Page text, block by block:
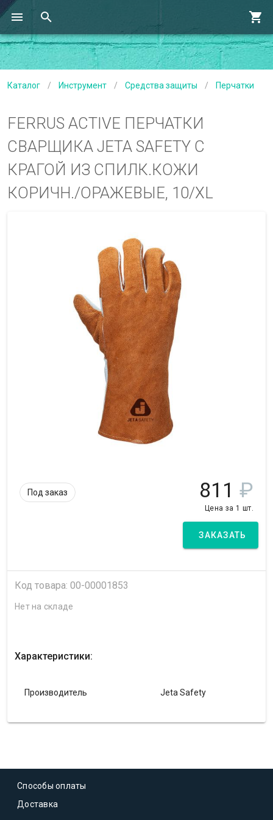
Каталог / Инструмент / Средства защиты / Перчатки
FERRUS ACTIVE ПЕРЧАТКИ
СВАРЩИКА JETA SAFETY С
КРАГОЙ ИЗ СПИЛК.КОЖИ
КОРИЧН./ОРАЖЕВЫЕ, 10/XL
Под заказ 811 ₽
Цена за 1 шт.
ЗАКАЗАТЬ
Код товара: 00-00001853
Нет на складе
Характеристики:
Производитель Jeta Safety
Способы оплаты
Доставка